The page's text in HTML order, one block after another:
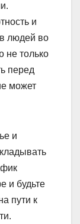
и
людей во
не только
перед
может
и
и будьте
пути к